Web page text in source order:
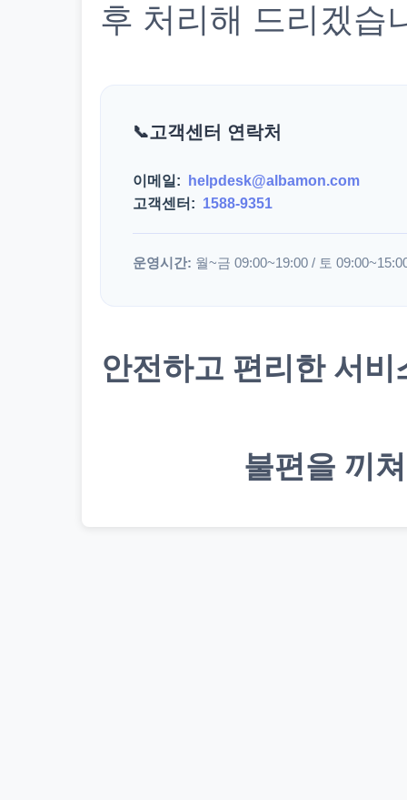
후 처리해 드리겠습
고객센터 연락처
이메일:
helpdesk@albamon.com
고객센터: 1588-9351
운영시간: 월~금 09:00~19:00 / 토
안전하고 편리한 서
불편을 끼